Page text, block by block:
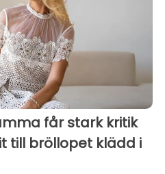
får stark kritik
till bröllopet klädd i